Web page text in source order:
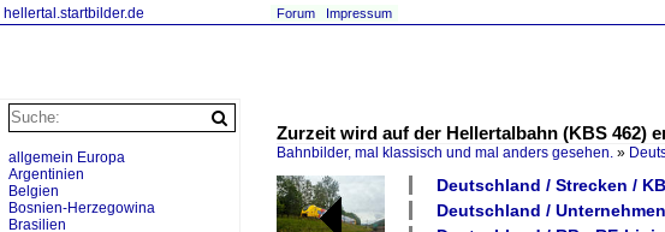
hellertal.startbilder.de Forum Impressum
Zurzeit wird auf der Hellertalbahn (KBS 462)
Bahnbilder, mal klassisch und mal anders gesehen. »
Deutschland / Strecken /
Deutschland /
allgemein Europa
Argentinien
Belgien
Bosnien-Herzegowina
Brasilien